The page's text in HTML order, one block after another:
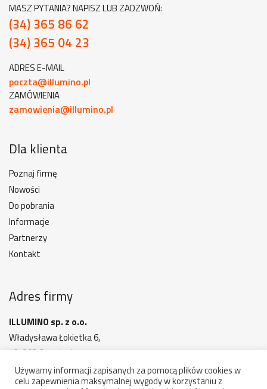
MASZ PYTANIA? NAPISZ LUB ZADZWOŃ:
(34) 365 86 62
(34) 365 04 23
ADRES E-MAIL
poczta@illumino.pl
ZAMÓWIENIA
zamowienia@illumino.pl
Dla klienta
Poznaj firmę
Nowości
Do pobrania
Informacje
Partnerzy
Kontakt
Adres firmy
ILLUMINO sp. z o.o.
Władysława Łokietka 6,
42-202 Częstochowa
MAPA DOJAZDU
Godziny otwarcia: 7:00 - 15:00
Używamy informacji zapisanych za pomocą plików cookies w
celu zapewnienia maksymalnej wygody w korzystaniu z